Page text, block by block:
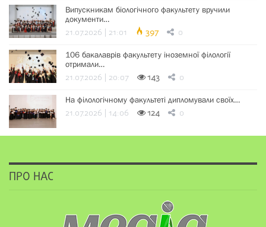
Випускникам біологічного факультету вручили
документи…
21.07.2026 | 21:01 397 0
106 бакалаврів факультету іноземної філології
отримали…
21.07.2026 | 20:07 143 0
На філологічному факультеті дипломували своїх…
21.07.2026 | 14:06 124 0
ПРО НАС